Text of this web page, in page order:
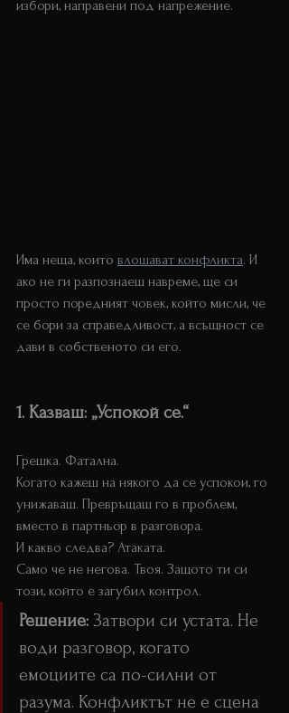
избори, направени под напрежение.
Има неща, които влошават конфликта. И
ако не ги разпознаеш навреме, ще си
просто поредният човек, който мисли, че
се бори за справедливост, а всъщност се
дави в собственото си его.
1. Казваш: „Успокой се.“
Грешка. Фатална.
Когато кажеш на някого да се успокои, го
унижаваш. Превръщаш го в проблем,
вместо в партньор в разговора.
И какво следва? Атаката.
Само че не негова. Твоя. Защото ти си
този, който е загубил контрол.
Решение: Затвори си устата. Не
води разговор, когато
емоциите са по-силни от
разума. Конфликтът не е сцена